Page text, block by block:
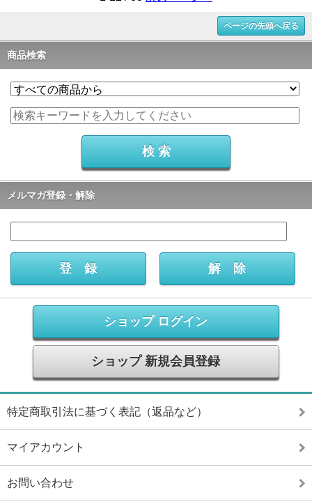
ページの先頭へ戻る
商品検索
メルマガ登録・解除
ショップ ログイン
ショップ 新規会員登録
特定商取引法に基づく表記（返品など）
マイアカウント
お問い合わせ